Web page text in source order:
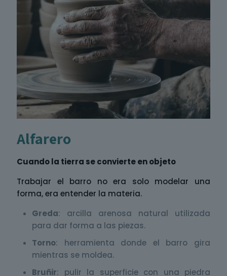
Alfarero
Cuando la tierra se convierte en objeto
Trabajar el barro no era solo modelar una
forma, era entender la materia.
Greda: arcilla arenosa natural utilizada
para dar forma a las piezas.
Torno: herramienta donde el barro gira
mientras se moldea.
Bruñir: pulir la superficie con una piedra